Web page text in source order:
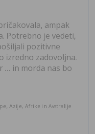
ampak
Potrebno je vedeti,
pozitivne
izredno zadovoljna.
… in morda nas bo
Azije, Afrike in Avstralije